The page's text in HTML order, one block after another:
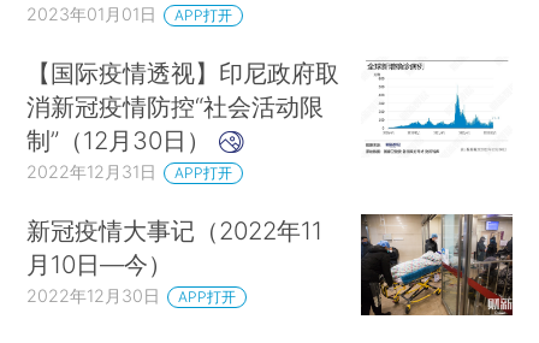
2023年01月01日 APP打开
【国际疫情透视】印尼政府取
消新冠疫情防控“社会活动限
制”（12月30日）
2022年12月31日 APP打开
新冠疫情大事记（2022年11
月10日—今）
2022年12月30日 APP打开